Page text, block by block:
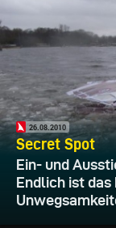
26.08.2010
Secret Spot
Ein- und
Endlich ist